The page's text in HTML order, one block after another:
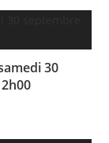
30